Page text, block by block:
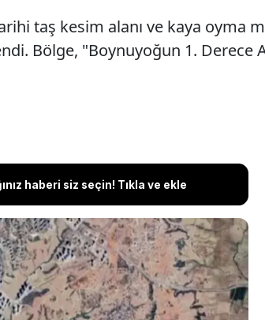
taş kesim alanı ve kaya oyma
Bölge, "Boynuyoğun 1. Derece
haberi siz seçin! Tıkla ve ekle